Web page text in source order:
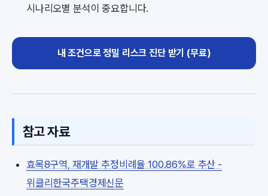
시나리오별 분석이 중요합니다.
내 조건으로 정밀 리스크 진단 받기 (무료)
참고 자료
효목8구역, 재개발 추정비례율 100.86%로 추산 -
위클리한국주택경제신문